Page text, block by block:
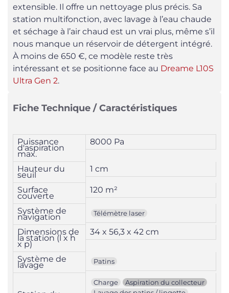
extensible. Il offre un nettoyage plus précis. Sa
station multifonction, avec lavage à l’eau chaude
et séchage à l’air chaud est un vrai plus, même s’il
nous manque un réservoir de détergent intégré.
À moins de 650 €, ce modèle reste très
intéressant et se positionne face au Dreame L10S
Ultra Gen 2.
Fiche Technique / Caractéristiques
Puissance
d'aspiration
max.
8000 Pa
Hauteur du
seuil
1 cm
Surface
couverte
120 m²
Système de
navigation Télémètre laser
Dimensions de
la station (l x h
x p)
34 x 56,3 x 42 cm
Système de
lavage Patins
Charge
Aspiration du collecteur